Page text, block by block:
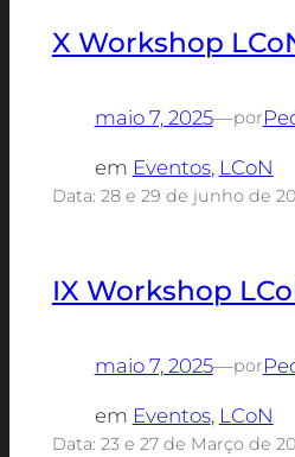
X Workshop
maio 7, 2025—por
em Eventos, LCoN
Data: 28 e 29 de junho de
IX Workshop
maio 7, 2025—por
em Eventos, LCoN
Data: 23 e 27 de Março de